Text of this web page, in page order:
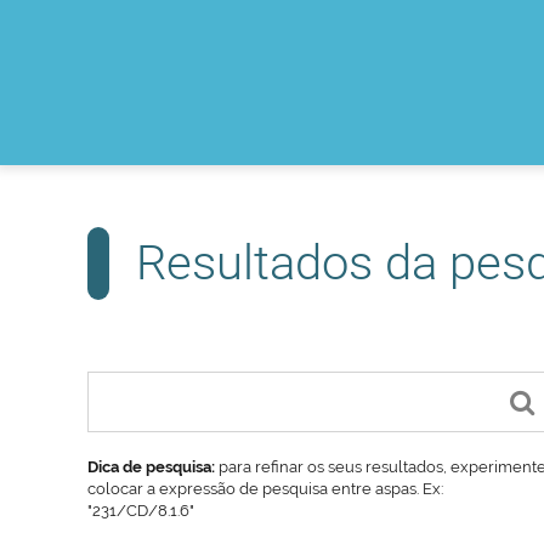
Resultados da
Dica de pesquisa: para refinar os seus resultados,
colocar a expressão de pesquisa entre aspas. Ex:
"231/CD/8.1.6"